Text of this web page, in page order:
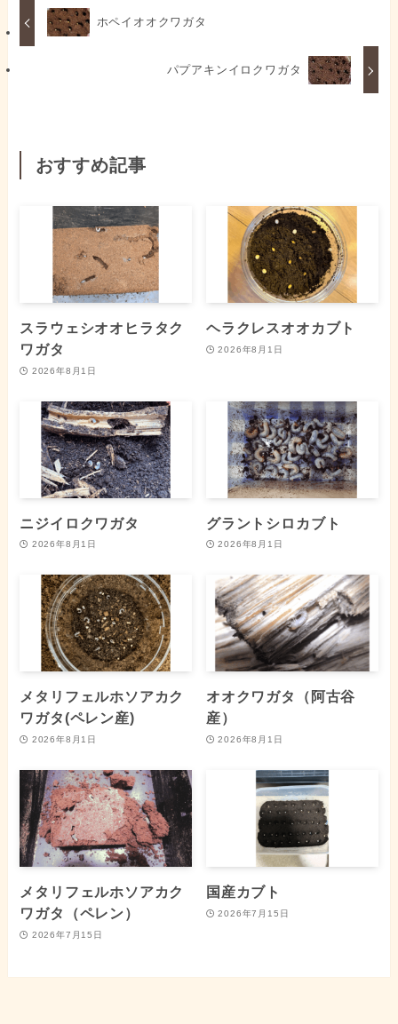
ホペイオオクワガタ
パプアキンイロクワガタ
おすすめ記事
スラウェシオオヒラタク
ワガタ
2026年8月1日
ヘラクレスオオカブト
2026年8月1日
ニジイロクワガタ
2026年8月1日
グラントシロカブト
2026年8月1日
メタリフェルホソアカク
ワガタ(ペレン産)
2026年8月1日
オオクワガタ（阿古谷
産）
2026年8月1日
メタリフェルホソアカク
ワガタ（ペレン）
2026年7月15日
国産カブト
2026年7月15日